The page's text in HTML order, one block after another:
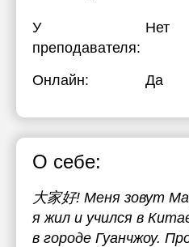
У
преподавателя:
Нет
Онлайн: Да
О себе:
大家好! Меня зовут
я жил и учился в
в городе Гуанчжоу.
20:30
21:00